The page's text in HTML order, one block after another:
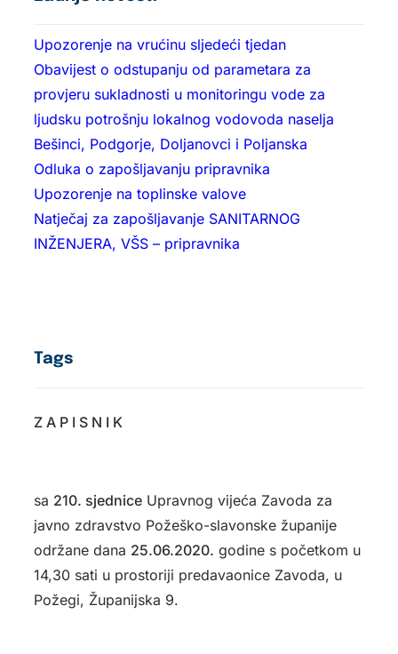
Upozorenje na vrućinu sljedeći tjedan
Obavijest o odstupanju od parametara za
provjeru sukladnosti u monitoringu vode za
ljudsku potrošnju lokalnog vodovoda naselja
Bešinci, Podgorje, Doljanovci i Poljanska
Odluka o zapošljavanju pripravnika
Upozorenje na toplinske valove
Natječaj za zapošljavanje SANITARNOG
INŽENJERA, VŠS – pripravnika
Tags
Z A P I S N I K
sa 210. sjednice Upravnog vijeća Zavoda za
javno zdravstvo Požeško-slavonske županije
održane dana 25.06.2020. godine s početkom u
14,30 sati u prostoriji predavaonice Zavoda, u
Požegi, Županijska 9.